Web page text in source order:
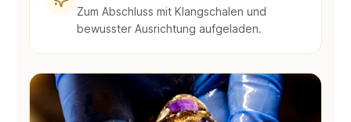
Zum Abschluss mit Klangschalen und
bewusster Ausrichtung aufgeladen.